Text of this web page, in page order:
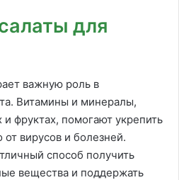
для
важную роль в
Витамины и минералы,
фруктах, помогают укрепить
от вирусов и болезней.
способ получить
вещества и поддержать